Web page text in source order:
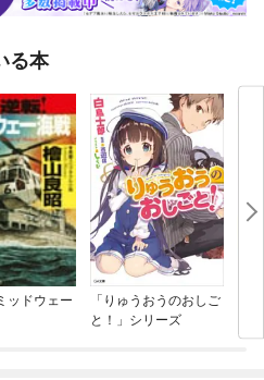
る本
ッドウェー
「りゅうおうのおしご
と！」シリーズ